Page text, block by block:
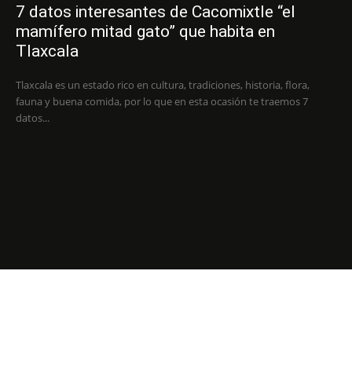
7 datos interesantes de Cacomixtle “el
mamífero mitad gato” que habita en
Tlaxcala
Tlaxcala es un estado rico en cultura, tradiciones, historia, flora,
fauna y buena comida, por lo que en esta ocasión te traemos 7
datos...